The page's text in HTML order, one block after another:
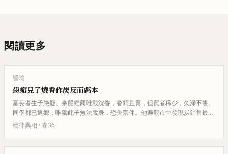
閱讀更多
譬喻
愚癡兒子燒香作炭反而虧本
富長者生子愚癡。乘船經商唯載沈香，香精且貴，但買者稀少，久滯不售。
同侶都已返鄉，唯獨此子無法脫身，恐失宗伴。他遍觀市中發現炭銷售最
快，遂將香燒成炭以求速售。眾人…
經律異相 · 卷36